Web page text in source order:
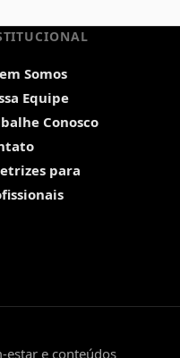
Somos
Equipe
Conosco
para
estar e conteúdos